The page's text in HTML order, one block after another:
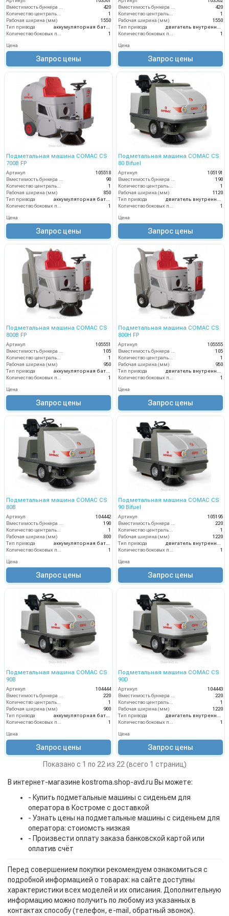
420
1
Рабочая ширина (мм)
1550
Тип привода
1
Цена
Запрос цены
420
1
Рабочая ширина (мм)
1550
Тип привода
1
Цена
Запрос цены
Подметальная машина COMAC CS
700B FP
Артикул
105518
90
1
Рабочая ширина (мм)
850
Тип привода
1
Цена
Запрос цены
Подметальная машина COMAC CS
80 Bifuel
Артикул
105191
190
1
Рабочая ширина (мм)
1120
Тип привода
1
Цена
Запрос цены
Подметальная машина COMAC CS
800B FP
Артикул
105551
Вместимость бункера (л)
105
Количество центральных мусоросборных валиков (шт)
1
Рабочая ширина (мм)
950
Тип привода
аккумуляторная батарея
Количество боковых подметальных щёток (шт)
1
Цена
Запрос цены
Подметальная машина COMAC CS
800H FP
Артикул
105555
Вместимость бункера (л)
105
Количество центральных мусоросборных валиков (шт)
1
Рабочая ширина (мм)
950
Тип привода
двигатель внутреннего сгорания
Количество боковых подметальных щёток (шт)
1
Цена
Запрос цены
Подметальная машина COMAC CS
80B
Артикул
104442
190
1
Рабочая ширина (мм)
800
Тип привода
1
Цена
Запрос цены
Подметальная машина COMAC CS
90 Bifuel
Артикул
105195
220
1
Рабочая ширина (мм)
1220
Тип привода
1
Цена
Запрос цены
Подметальная машина COMAC CS
90B
Артикул
104444
220
1
Рабочая ширина (мм)
900
Тип привода
1
Цена
Запрос цены
Подметальная машина COMAC CS
90D
Артикул
104443
220
1
Рабочая ширина (мм)
1220
Тип привода
1
Цена
Запрос цены
Показано с 1 по 22 из 22 (всего 1 страниц)
В интернет-магазине kostroma.shop-avd.ru Вы можете:
- Купить подметальные машины с сиденьем для
оператора в Костроме с доставкой
- Узнать цены на подметальные машины с сиденьем для
оператора: стоиомсть низкая
- Произвести оплату заказа банковской картой или
оплатив счёт
Перед совершением покупки рекомендуем ознакомиться с
подробной информацией о товарах: на сайте доступны
характеристики всех моделей и их описания. Дополнительную
информацию можно получить по любому из указанных в
контактах способу (телефон, e-mail, обратный звонок).